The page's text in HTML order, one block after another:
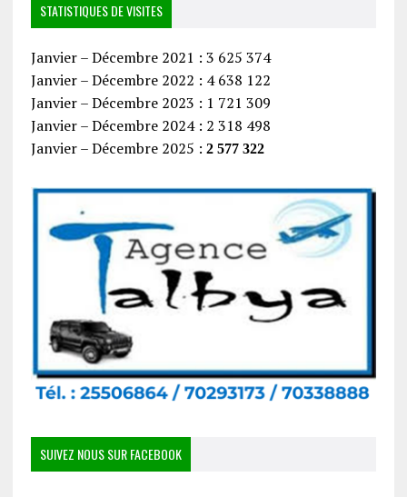
STATISTIQUES DE VISITES
Janvier – Décembre 2021 : 3 625 374
Janvier – Décembre 2022 : 4 638 122
Janvier – Décembre 2023 : 1 721 309
Janvier – Décembre 2024 : 2 318 498
Janvier – Décembre 2025 : 2 577 322
SUIVEZ NOUS SUR FACEBOOK